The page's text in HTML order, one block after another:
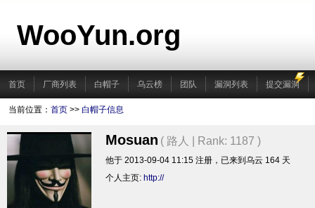
WooYun.org
首页 厂商列表 白帽子 乌云榜 团队 漏洞列表 提交漏洞
当前位置： 首页 >> 白帽子信息
Mosuan ( 路人 | Rank: 1187 )
他于 2013-09-04 11:15 注册，已来到乌云 164 天
个人主页: http://